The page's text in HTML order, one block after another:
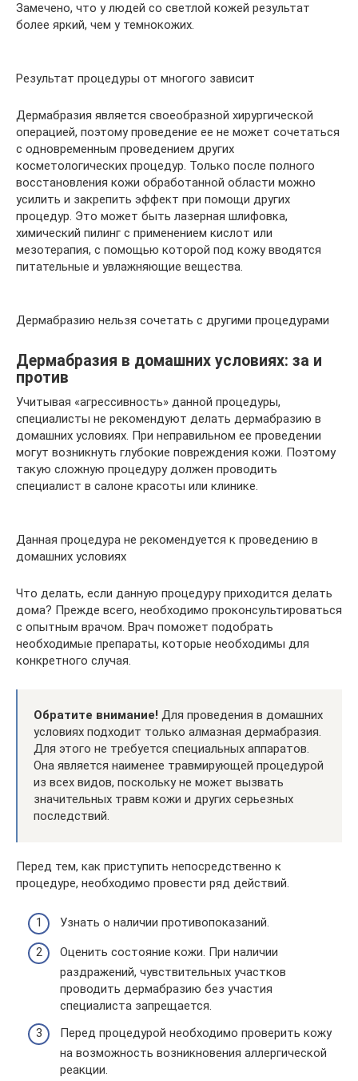
Замечено, что у людей со светлой кожей результат
более яркий, чем у темнокожих.
Результат процедуры от многого зависит
Дермабразия является своеобразной хирургической
операцией, поэтому проведение ее не может сочетаться
с одновременным проведением других
косметологических процедур. Только после полного
восстановления кожи обработанной области можно
усилить и закрепить эффект при помощи других
процедур. Это может быть лазерная шлифовка,
химический пилинг с применением кислот или
мезотерапия, с помощью которой под кожу вводятся
питательные и увлажняющие вещества.
Дермабразию нельзя сочетать с другими процедурами
Дермабразия в домашних условиях: за и
против
Учитывая «агрессивность» данной процедуры,
специалисты не рекомендуют делать дермабразию в
домашних условиях. При неправильном ее проведении
могут возникнуть глубокие повреждения кожи. Поэтому
такую сложную процедуру должен проводить
специалист в салоне красоты или клинике.
Данная процедура не рекомендуется к проведению в
домашних условиях
Что делать, если данную процедуру приходится делать
дома? Прежде всего, необходимо проконсультироваться
с опытным врачом. Врач поможет подобрать
необходимые препараты, которые необходимы для
конкретного случая.
Обратите внимание! Для проведения в домашних
условиях подходит только алмазная дермабразия.
Для этого не требуется специальных аппаратов.
Она является наименее травмирующей процедурой
из всех видов, поскольку не может вызвать
значительных травм кожи и других серьезных
последствий.
Перед тем, как приступить непосредственно к
процедуре, необходимо провести ряд действий.
Узнать о наличии противопоказаний.
Оценить состояние кожи. При наличии
раздражений, чувствительных участков
проводить дермабразию без участия
специалиста запрещается.
Перед процедурой необходимо проверить кожу
на возможность возникновения аллергической
реакции.